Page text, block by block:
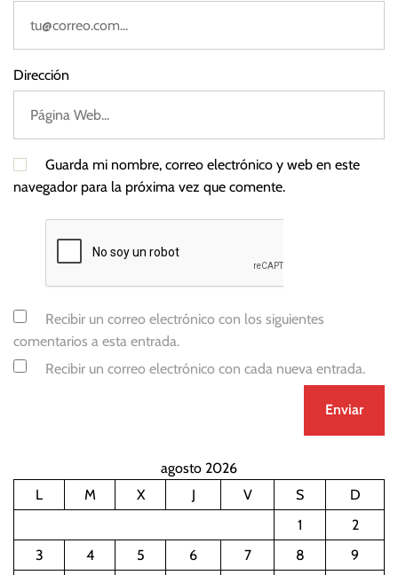
Dirección
Guarda mi nombre, correo electrónico y web en este
navegador para la próxima vez que comente.
Recibir un correo electrónico con los siguientes
comentarios a esta entrada.
Recibir un correo electrónico con cada nueva entrada.
agosto 2026
L
M X J V S
D
1
2
3
4 5 6 7 8
9